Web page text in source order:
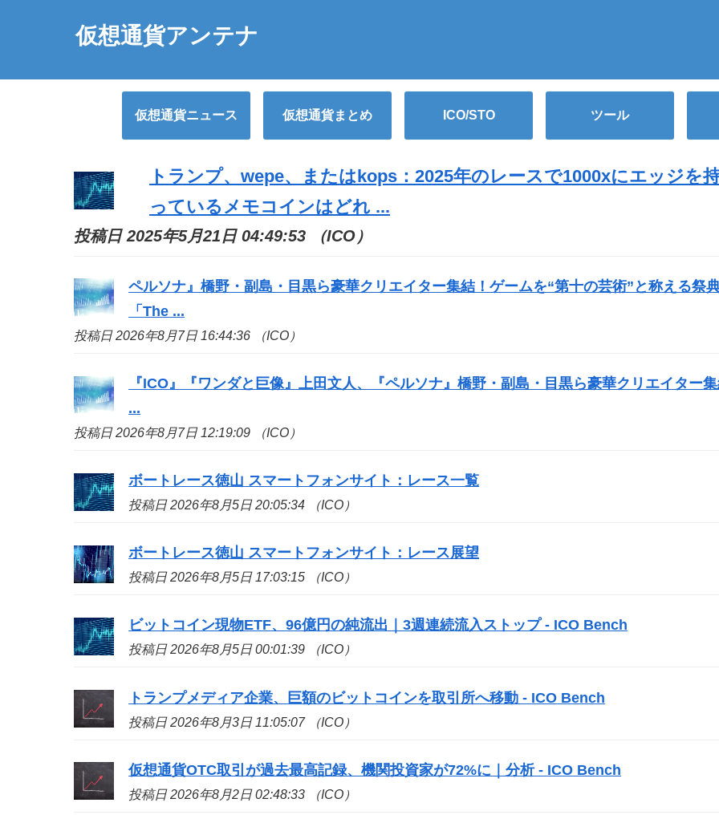
仮想通貨アンテナ
仮想通貨ニュース 仮想通貨まとめ ICO/STO ツール
トランプ、wepe、またはkops：2025年のレースで1000xにエッジを
っているメモコインはどれ ...
投稿日 2025年5月21日 04:49:53 （ICO）
ペルソナ』橋野・副島・目黒ら豪華クリエイター集結！ゲームを“第十の芸術”と称える祭
「The ...
投稿日 2026年8月7日 16:44:36 （ICO）
『ICO』『ワンダと巨像』上田文人、『ペルソナ』橋野・副島・目黒ら豪華クリエイター
...
投稿日 2026年8月7日 12:19:09 （ICO）
ボートレース徳山 スマートフォンサイト：レース一覧
投稿日 2026年8月5日 20:05:34 （ICO）
ボートレース徳山 スマートフォンサイト：レース展望
投稿日 2026年8月5日 17:03:15 （ICO）
ビットコイン現物ETF、96億円の純流出｜3週連続流入ストップ - ICO Bench
投稿日 2026年8月5日 00:01:39 （ICO）
トランプメディア企業、巨額のビットコインを取引所へ移動 - ICO Bench
投稿日 2026年8月3日 11:05:07 （ICO）
仮想通貨OTC取引が過去最高記録、機関投資家が72%に｜分析 - ICO Bench
投稿日 2026年8月2日 02:48:33 （ICO）